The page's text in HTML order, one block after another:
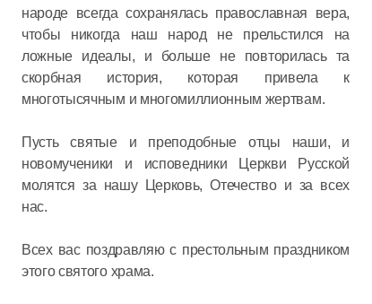
народе всегда сохранялась православная вера,
чтобы никогда наш народ не прельстился на
ложные идеалы, и больше не повторилась та
скорбная история, которая привела к
многотысячным и многомиллионным жертвам.
Пусть святые и преподобные отцы наши, и
новомученики и исповедники Церкви Русской
молятся за нашу Церковь, Отечество и за всех
нас.
Всех вас поздравляю с престольным праздником
этого святого храма.